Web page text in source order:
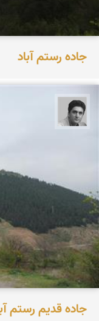
جاده رستم آباد
جاده قدیم رستم